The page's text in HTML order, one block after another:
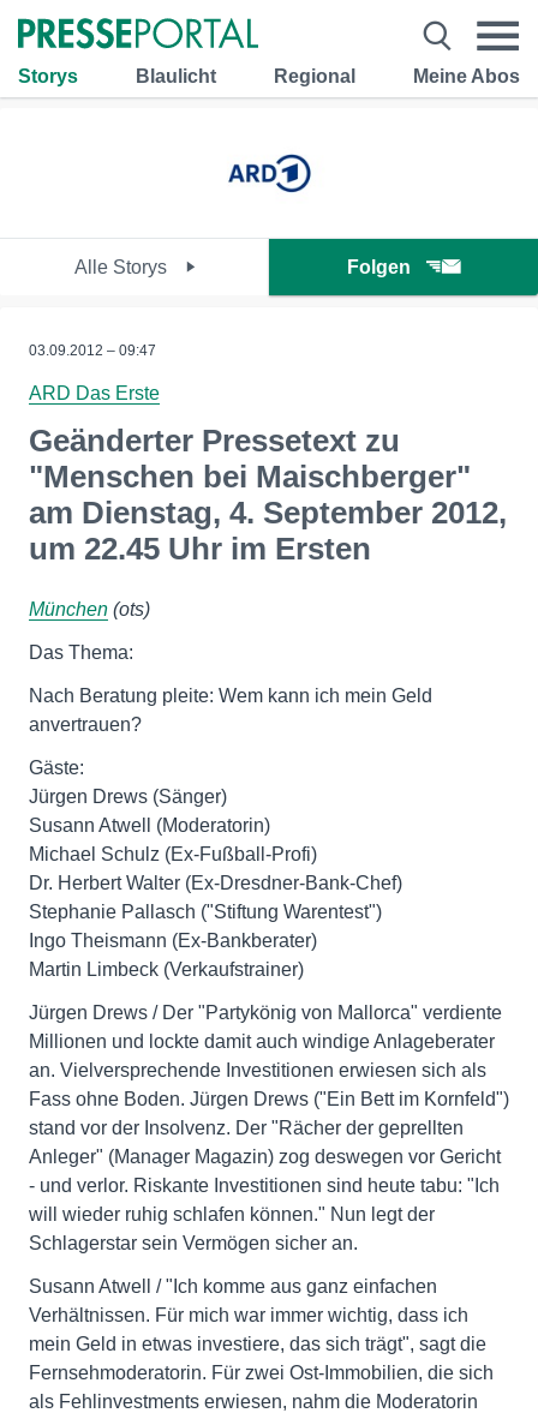
Storys Blaulicht Regional Meine Abos
Alle Storys Folgen
03.09.2012 – 09:47
ARD Das Erste
Geänderter Pressetext zu
"Menschen bei Maischberger"
am Dienstag, 4. September 2012,
um 22.45 Uhr im Ersten
München (ots)
Das Thema:
Nach Beratung pleite: Wem kann ich mein Geld
anvertrauen?
Gäste:
Jürgen Drews (Sänger)
Susann Atwell (Moderatorin)
Michael Schulz (Ex-Fußball-Profi)
Dr. Herbert Walter (Ex-Dresdner-Bank-Chef)
Stephanie Pallasch ("Stiftung Warentest")
Ingo Theismann (Ex-Bankberater)
Martin Limbeck (Verkaufstrainer)
Jürgen Drews / Der "Partykönig von Mallorca" verdiente
Millionen und lockte damit auch windige Anlageberater
an. Vielversprechende Investitionen erwiesen sich als
Fass ohne Boden. Jürgen Drews ("Ein Bett im Kornfeld")
stand vor der Insolvenz. Der "Rächer der geprellten
Anleger" (Manager Magazin) zog deswegen vor Gericht
- und verlor. Riskante Investitionen sind heute tabu: "Ich
will wieder ruhig schlafen können." Nun legt der
Schlagerstar sein Vermögen sicher an.
Susann Atwell / "Ich komme aus ganz einfachen
Verhältnissen. Für mich war immer wichtig, dass ich
mein Geld in etwas investiere, das sich trägt", sagt die
Fernsehmoderatorin. Für zwei Ost-Immobilien, die sich
als Fehlinvestments erwiesen, nahm die Moderatorin